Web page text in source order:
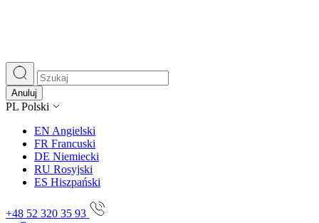
Anuluj
PL Polski
EN Angielski
FR Francuski
DE Niemiecki
RU Rosyjski
ES Hiszpański
+48 52 320 35 93